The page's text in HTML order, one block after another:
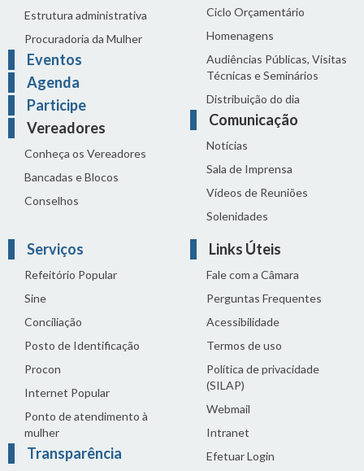
Estrutura administrativa
Procuradoria da Mulher
Eventos
Agenda
Participe
Vereadores
Conheça os Vereadores
Bancadas e Blocos
Conselhos
Ciclo Orçamentário
Homenagens
Audiências Públicas, Visitas
Técnicas e Seminários
Distribuição do dia
Comunicação
Notícias
Sala de Imprensa
Vídeos de Reuniões
Solenidades
Serviços
Refeitório Popular
Sine
Conciliação
Posto de Identificação
Procon
Internet Popular
Ponto de atendimento à
mulher
Transparência
Links Úteis
Fale com a Câmara
Perguntas Frequentes
Acessibilidade
Termos de uso
Política de privacidade
(SILAP)
Webmail
Intranet
Efetuar Login